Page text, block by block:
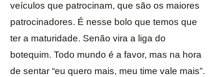
veículos que patrocinam, que são os maiores
patrocinadores. É nesse bolo que temos que
ter a maturidade. Senão vira a liga do
botequim. Todo mundo é a favor, mas na hora
de sentar “eu quero mais, meu time vale mais”.